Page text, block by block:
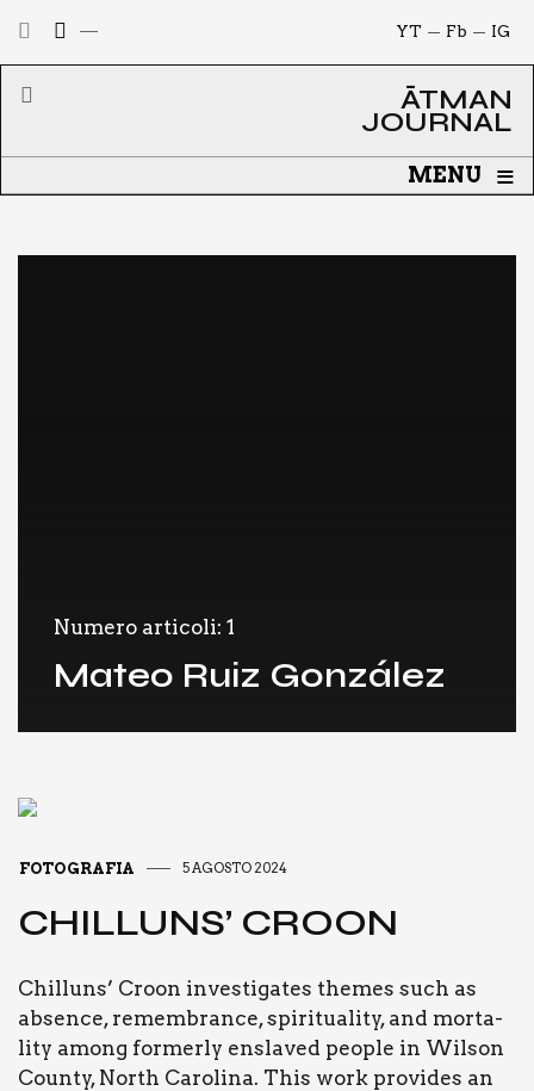
IG
Fb
YT
ĀTMAN
JOURNAL
MENU ≡
Numero articoli: 1
Mateo Ruiz González
FOTOGRAFIA 5 AGOSTO 2024
CHIL­LUNS’ CROON
Chil­luns’ Croon inve­sti­ga­tes the­mes such as
absen­ce, remem­bran­ce, spi­ri­tua­li­ty, and mor­ta­
li­ty among for­mer­ly ensla­ved peo­ple in Wil­son
Coun­ty, North Caro­li­na. This work pro­vi­des an